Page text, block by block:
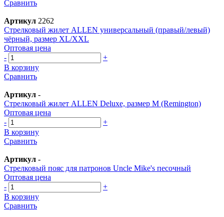
Сравнить
Артикул 2262
Стрелковый жилет ALLEN универсальный (правый/левый)
чёрный, размер XL/XXL
Оптовая цена
-
+
В корзину
Сравнить
Артикул -
Стрелковый жилет ALLEN Deluxe, размер М (Remington)
Оптовая цена
-
+
В корзину
Сравнить
Артикул -
Стрелковый пояс для патронов Uncle Mike's песочный
Оптовая цена
-
+
В корзину
Сравнить